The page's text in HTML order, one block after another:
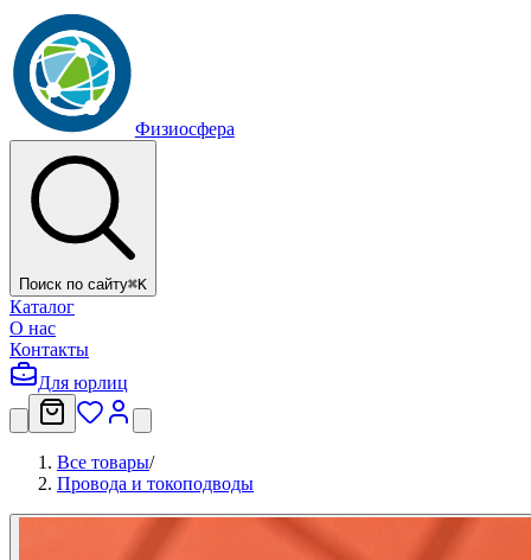
Физиосфера
Поиск по сайту⌘K
Каталог
О нас
Контакты
Для юрлиц
Все товары/
Провода и токоподводы